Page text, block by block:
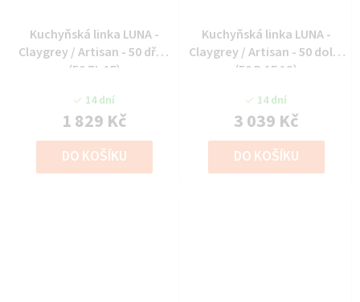
Kuchyňská linka LUNA -
Claygrey / Artisan - 50 dřez
(50 ZL 1F)
14 dní
1 829 Kč
DO KOŠÍKU
Kuchyňská linka LUNA -
Claygrey / Artisan - 50 dolní
(50 D 1F 1S)
14 dní
3 039 Kč
DO KOŠÍKU